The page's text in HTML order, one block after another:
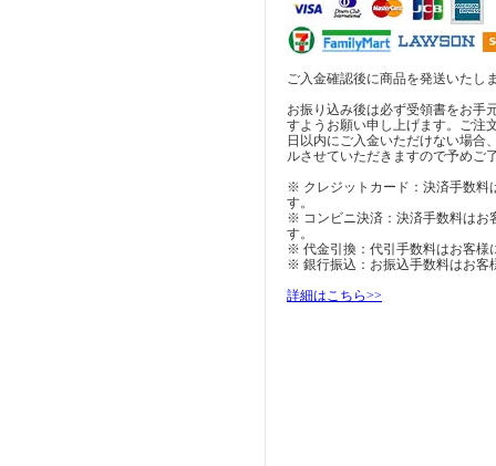
ご入金確認後に商品を発送いたし
お振り込み後は必ず受領書をお手
すようお願い申し上げます。ご注
日以内にご入金いただけない場合
ルさせていただきますので予めご
※ クレジットカード：決済手数料
す。
※ コンビニ決済：決済手数料はお
す。
※ 代金引換：代引手数料はお客様
※ 銀行振込：お振込手数料はお客
詳細はこちら>>